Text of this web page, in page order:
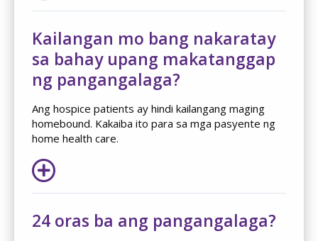
Kailangan mo bang nakaratay
sa bahay upang makatanggap
ng pangangalaga?
Ang hospice patients ay hindi kailangang maging
homebound. Kakaiba ito para sa mga pasyente ng
home health care.
24 oras ba ang pangangalaga?